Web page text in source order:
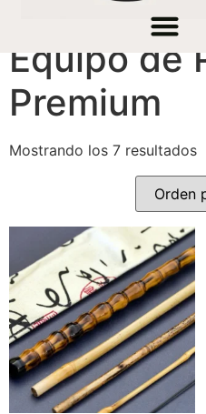
Equipo de
Premium
Mostrando los 7 resultados